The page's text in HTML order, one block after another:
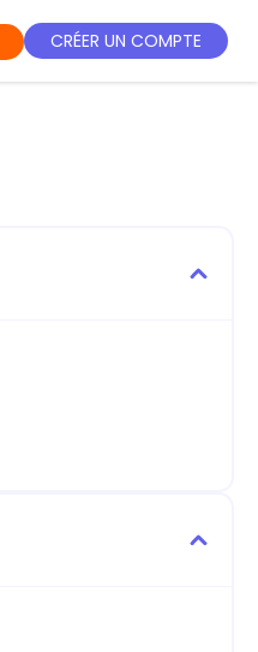
CRÉER UN COMPTE